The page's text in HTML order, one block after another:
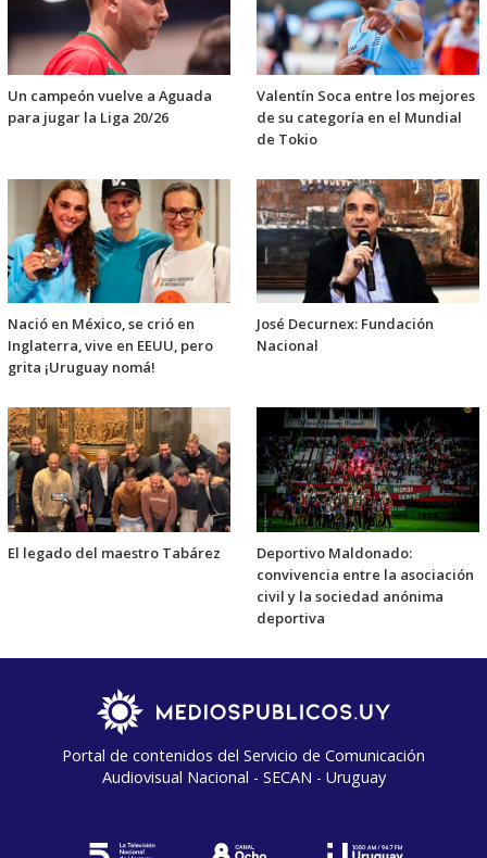
Un campeón vuelve a Aguada
para jugar la Liga 20/26
Valentín Soca entre los mejores
de su categoría en el Mundial
de Tokio
Nació en México, se crió en
Inglaterra, vive en EEUU, pero
grita ¡Uruguay nomá!
José Decurnex: Fundación
Nacional
El legado del maestro Tabárez
Deportivo Maldonado:
convivencia entre la asociación
civil y la sociedad anónima
deportiva
Portal de contenidos del Servicio de Comunicación
Audiovisual Nacional - SECAN - Uruguay